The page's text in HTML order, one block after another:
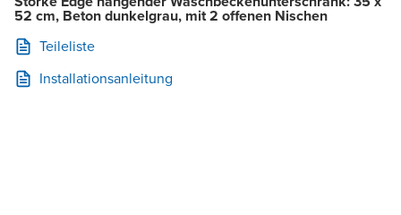
52 cm, Beton dunkelgrau, mit 2 offenen Nischen
Teileliste
Installationsanleitung